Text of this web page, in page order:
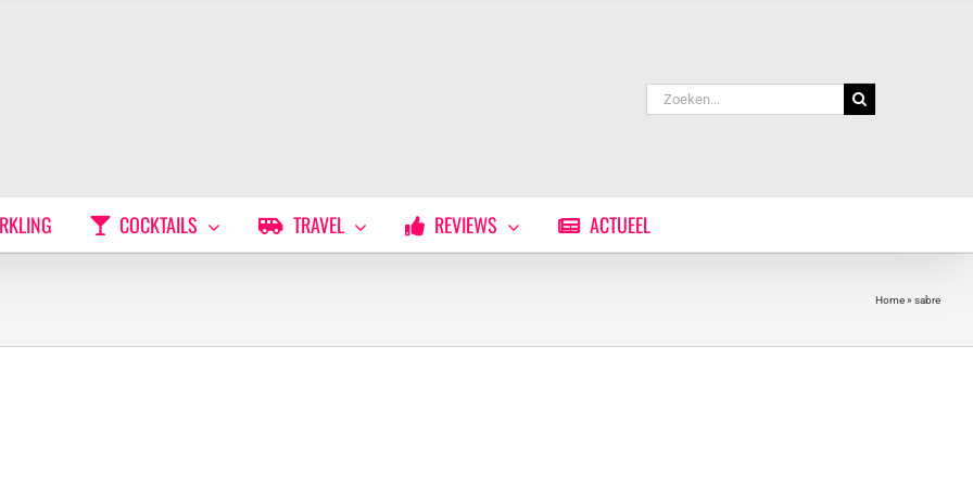
Zoeken
naar:
COCKTAILS TRAVEL REVIEWS ACTUEEL
Home» sabre